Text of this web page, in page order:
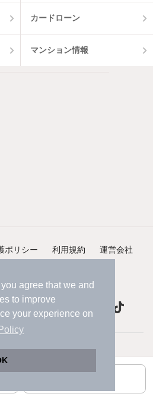
agree that we and
to improve
your experience on
カードローン
マンション情報
ポリシー 利用規約 運営会社
Co., Ltd.